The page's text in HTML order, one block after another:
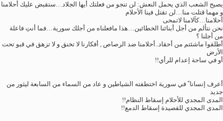
يصيح الشعب الذي يحمل النعش: لن تنجو من فعلتك أيها الجلاد…ستقبض عليك أحلامنا
و مهما قتلت منا…لن تقتل فينا الأحلام
أحلامنا…كآلامنا لاتمحى
نحن نتألم من أجل أبنائنا الخطائين…هذا مافعلناه من أجلك سورية…فما أنتِ فاعلة
من أجلنا ؟
أطلقوا ماشئتم من أحقاد..أحلامنا ضد الرصاص , أفكارنا لا تخنق و لا تزهق في قبو تحت
الأرض
أو في ساحة إعدام للرأي!!
أعرف إنسانا ً في سورية اختطفته الشياطين و عاد من السماء من السابعة ليثور من
جديد
المدى المجدي للأحلام إسقاط النظام!!
المدى المجدي للقصيدة إسقاط الدمع!!